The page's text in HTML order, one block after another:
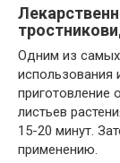
Одним из
использования
приготовление
листьев
15-20 минут.
применению.